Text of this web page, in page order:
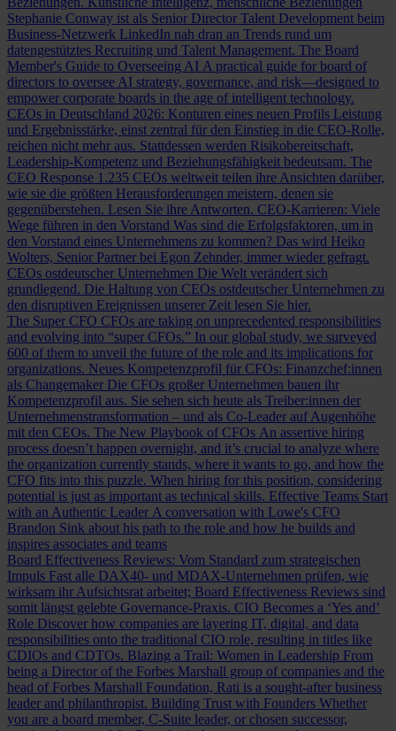
Stephanie Conway ist als Senior Director Talent Development beim
Business-Netzwerk LinkedIn nah dran an Trends rund um
datengestütztes Recruiting und Talent Management. The Board
Member's Guide to Overseeing AI A practical guide for board of
directors to oversee AI strategy, governance, and risk—designed to
empower corporate boards in the age of intelligent technology.
CEOs in Deutschland 2026: Konturen eines neuen Profils Leistung
und Ergebnisstärke, einst zentral für den Einstieg in die CEO-Rolle,
reichen nicht mehr aus. Stattdessen werden Risikobereitschaft,
Leadership-Kompetenz und Beziehungsfähigkeit bedeutsam. The
CEO Response 1.235 CEOs weltweit teilen ihre Ansichten darüber,
wie sie die größten Herausforderungen meistern, denen sie
gegenüberstehen. Lesen Sie ihre Antworten. CEO-Karrieren: Viele
Wege führen in den Vorstand Was sind die Erfolgsfaktoren, um in
den Vorstand eines Unternehmens zu kommen? Das wird Heiko
Wolters, Senior Partner bei Egon Zehnder, immer wieder gefragt.
CEOs ostdeutscher Unternehmen Die Welt verändert sich
grundlegend. Die Haltung von CEOs ostdeutscher Unternehmen zu
den disruptiven Ereignissen unserer Zeit lesen Sie hier.
The Super CFO CFOs are taking on unprecedented responsibilities
and evolving into “super CFOs.” In our global study, we surveyed
600 of them to unveil the future of the role and its implications for
organizations. Neues Kompetenzprofil für CFOs: Finanzchef:innen
als Changemaker Die CFOs großer Unternehmen bauen ihr
Kompetenzprofil aus. Sie sehen sich heute als Treiber:innen der
Unternehmenstransformation – und als Co-Leader auf Augenhöhe
mit den CEOs. The New Playbook of CFOs An assertive hiring
process doesn’t happen overnight, and it’s crucial to analyze where
the organization currently stands, where it wants to go, and how the
CFO fits into this puzzle. When hiring for this position, considering
potential is just as important as technical skills. Effective Teams Start
with an Authentic Leader A conversation with Lowe's CFO
Brandon Sink about his path to the role and how he builds and
inspires associates and teams
Board Effectiveness Reviews: Vom Standard zum strategischen
Impuls Fast alle DAX40- und MDAX-Unternehmen prüfen, wie
wirksam ihr Aufsichtsrat arbeitet; Board Effectiveness Reviews sind
somit längst gelebte Governance-Praxis. CIO Becomes a ‘Yes and’
Role Discover how companies are layering IT, digital, and data
responsibilities onto the traditional CIO role, resulting in titles like
CDIOs and CDTOs. Blazing a Trail: Women in Leadership From
being a Director of the Forbes Marshall group of companies and the
head of Forbes Marshall Foundation, Rati is a sought-after business
leader and philanthropist. Building Trust with Founders Whether
you are a board member, C-Suite leader, or chosen successor,